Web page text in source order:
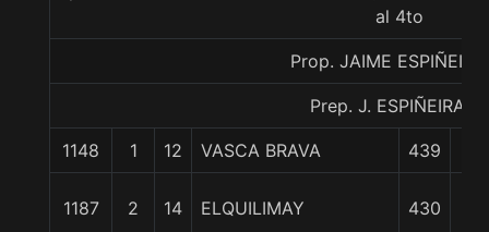
al 4to
Prop. JAIME
Prep. J. ESPIÑEIRA C.
1148 1 12 VASCA BRAVA 439
1187 2 14 ELQUILIMAY 430